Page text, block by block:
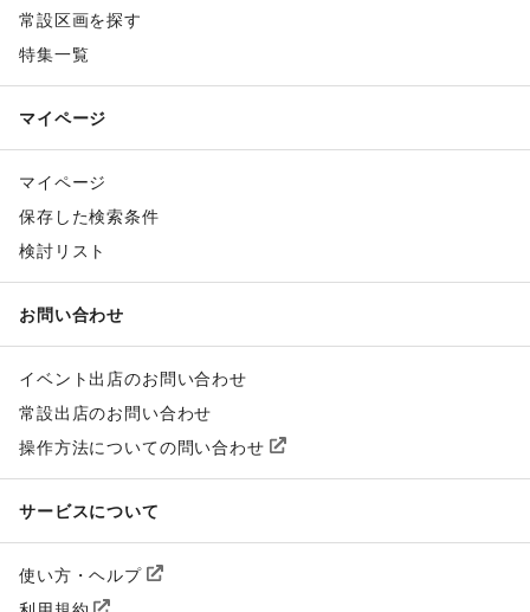
常設区画を探す
特集一覧
マイページ
マイページ
保存した検索条件
検討リスト
お問い合わせ
イベント出店のお問い合わせ
常設出店のお問い合わせ
操作方法についての問い合わせ
サービスについて
使い方・ヘルプ